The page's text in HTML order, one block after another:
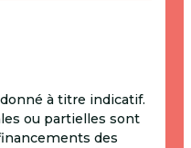
à titre indicatif.
ou partielles sont
des